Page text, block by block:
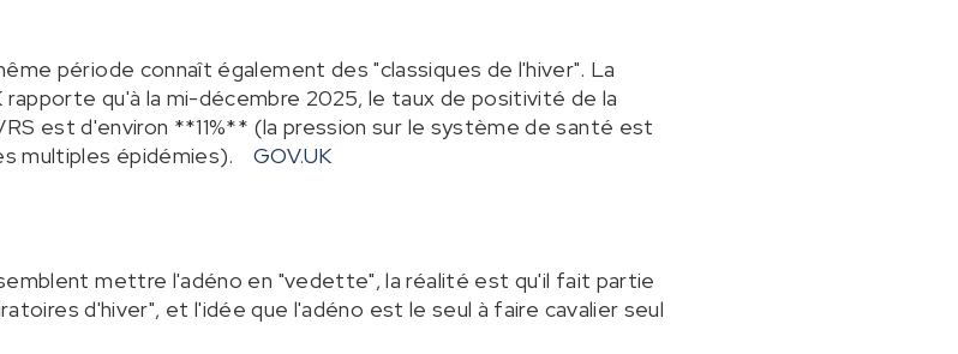
période connaît également des "classiques de l'hiver". La
rapporte qu'à la mi-décembre 2025, le taux de positivité de la
est d'environ **11%** (la pression sur le système de santé est
multiples épidémies).
GOV.UK
mettre l'adéno en "vedette", la réalité est qu'il fait partie
d'hiver", et l'idée que l'adéno est le seul à faire cavalier seul